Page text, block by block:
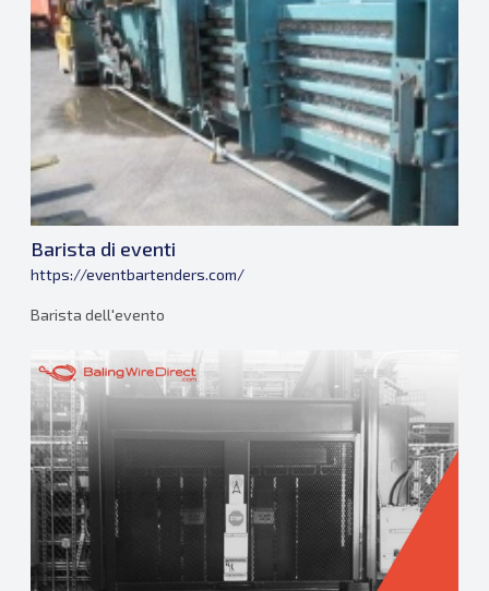
Barista di eventi
https://eventbartenders.com/
Barista dell'evento